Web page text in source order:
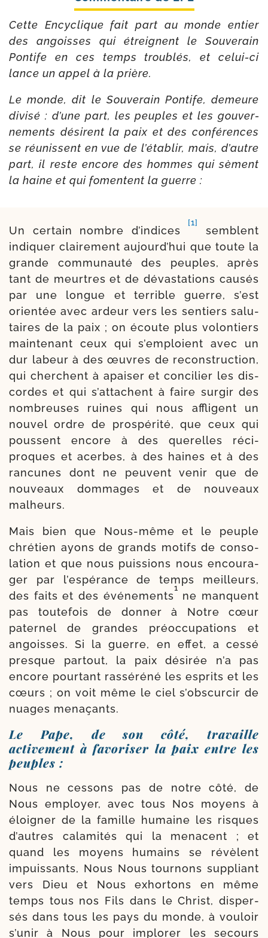
Cette Encyclique fait part au monde entier
des angoisses qui étreignent le Souverain
Pontife en ces temps trou­blés, et celui-​ci
lance un appel à la prière.
Le monde, dit le Souverain Pontife, demeure
divi­sé : d’une part, les peuples et les gou­ver­
ne­ments dési­rent la paix et des confé­rences
se réunissent en vue de l’établir, mais, d’autre
part, il reste encore des hommes qui sèment
la haine et qui fomentent la guerre :
Un cer­tain nombre d’indices
[1]
semblent
indi­quer clai­re­ment aujourd’hui que toute la
grande commu­nauté des peuples, après
tant de meurtres et de dévas­ta­tions cau­sés
par une longue et ter­rible guerre, s’est
orien­tée avec ardeur vers les sen­tiers salu­
taires de la paix ; on écoute plus volon­tiers
main­te­nant ceux qui s’emploient avec un
dur labeur à des œuvres de recons­truc­tion,
qui cherchent à apai­ser et conci­lier les dis­
cordes et qui s’attachent à faire sur­gir des
nom­breuses ruines qui nous affligent un
nou­vel ordre de prospé­rité, que ceux qui
poussent encore à des que­relles réci­
proques et acerbes, à des haines et à des
ran­cunes dont ne peuvent venir que de
nou­veaux dom­mages et de nou­veaux
malheurs.
Mais bien que Nous-​même et le peuple
chré­tien ayons de grands motifs de conso­
la­tion et que nous puis­sions nous encou­ra­
ger par l’espérance de temps meilleurs,
des faits et des évé­ne­ments
1
ne manquent
pas tou­te­fois de don­ner à Notre cœur
pater­nel de grandes pré­oc­cu­pa­tions et
angoisses. Si la guerre, en effet, a ces­sé
presque par­tout, la paix dési­rée n’a pas
encore pour­tant ras­sé­ré­né les esprits et les
cœurs ; on voit même le ciel s’obscurcir de
nuages menaçants.
Le Pape, de son côté, travaille
activement à favoriser la paix entre les
peuples :
Nous ne ces­sons pas de notre côté, de
Nous employer, avec tous Nos moyens à
éloi­gner de la famille humaine les risques
d’autres cala­mi­tés qui la menacent ; et
quand les moyens humains se révèlent
impuis­sants, Nous Nous tour­nons sup­pliant
vers Dieu et Nous exhor­tons en même
temps tous nos Fils dans le Christ, dis­per­
sés dans tous les pays du monde, à vou­loir
s’unir à Nous pour implo­rer les secours